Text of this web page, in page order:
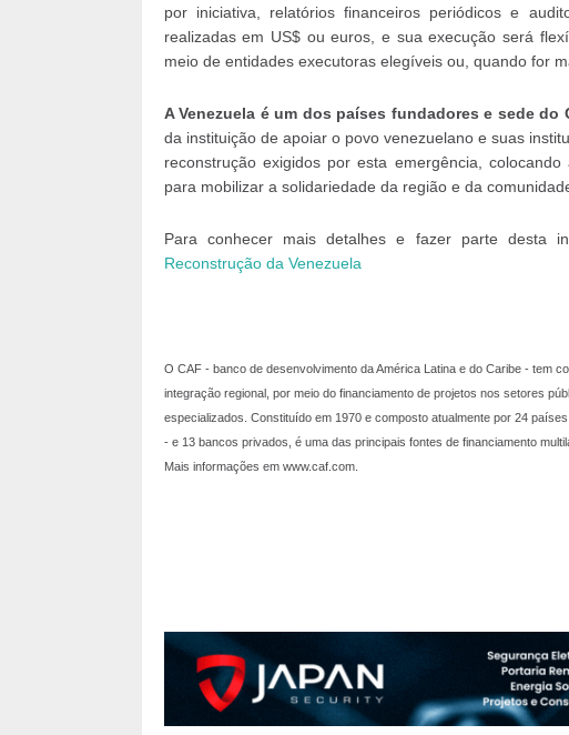
por iniciativa, relatórios financeiros periódicos e
realizadas em US$ ou euros, e sua execução será
meio de entidades executoras elegíveis ou, quando for
A Venezuela é um dos países fundadores e sede do
da instituição de apoiar o povo venezuelano e suas
reconstrução exigidos por esta emergência,
para mobilizar a solidariedade da região e da
Para conhecer mais detalhes e fazer parte desta
Reconstrução da Venezuela
O CAF - banco de desenvolvimento da América Latina e do Caribe - tem
integração regional, por meio do financiamento de projetos nos setores
especializados. Constituído em 1970 e composto atualmente por 24
- e 13 bancos privados, é uma das principais fontes de financiamento
Mais informações em www.caf.com.